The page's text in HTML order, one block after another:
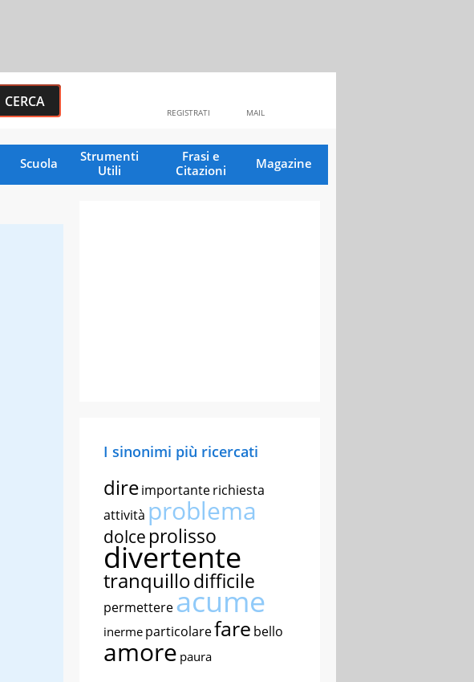
MAIL
REGISTRATI
Scuola
Strumenti
Utili
Frasi e
Citazioni
Magazine
I sinonimi più ricercati
direimportanterichiesta
attività problema
dolce prolisso
divertente
tranquillodifficile
permettereacume
inerme particolarefare bello
amore paura